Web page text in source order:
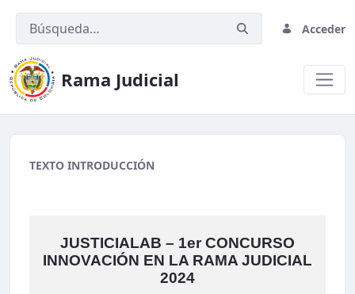
Acceder
Rama Judicial
banner ajustado final.png
TEXTO INTRODUCCIÓN
JUSTICIALAB – 1er CONCURSO
INNOVACIÓN EN LA RAMA JUDICIAL
2024